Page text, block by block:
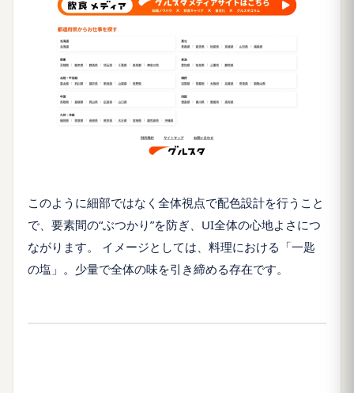
このように細部ではなく全体視点で配色設計を行うこと
で、要素間の“ぶつかり”を防ぎ、UI全体の心地よさにつ
ながります。 イメージとしては、料理における「一匙
の塩」。少量で全体の味を引き締める存在です。